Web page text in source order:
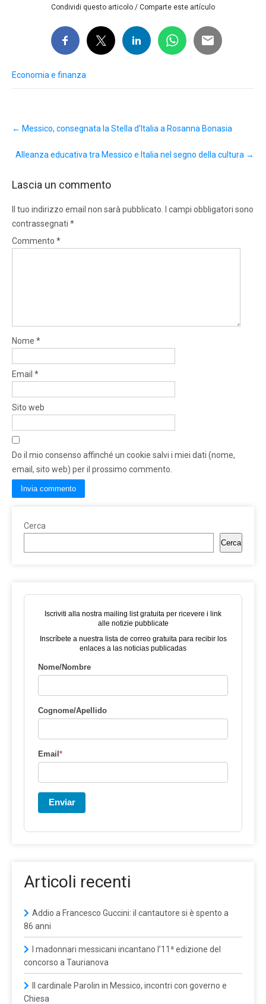
Condividi questo articolo / Comparte este artículo
Economia e finanza
navigation
← Messico, consegnata la Stella d’Italia a Rosanna Bonasia
Alleanza educativa tra Messico e Italia nel segno della cultura →
Lascia un commento
Il tuo indirizzo email non sarà pubblicato.
I campi obbligatori sono
contrassegnati *
Commento *
Nome *
Email *
Sito web
Do il mio consenso affinché un cookie salvi i miei dati (nome,
email, sito web) per il prossimo commento.
Cerca
Cerca
Iscriviti alla nostra mailing list gratuita per ricevere i link
alle notizie pubblicate
Inscríbete a nuestra lista de correo gratuita para recibir los
enlaces a las noticias publicadas
Nome/Nombre
Cognome/Apellido
Email*
Enviar
Articoli recenti
Addio a Francesco Guccini: il cantautore si è spento a
86 anni
I madonnari messicani incantano l’11ª edizione del
concorso a Taurianova
Il cardinale Parolin in Messico, incontri con governo e
Chiesa